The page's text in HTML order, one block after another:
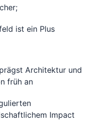
ist ein Plus
Architektur und
früh an
Impact